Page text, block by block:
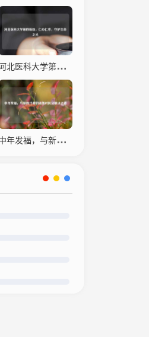
河北医科大学第四医院，仁心仁术，守护生命之光
中年发福，与新陈代谢的温柔对抗及解决之道